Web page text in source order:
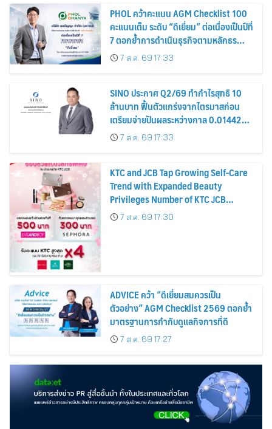
PHOL คว้าคะแนน AGM Checklist 100
คะแนนเต็ม ระดับ “ดีเยี่ยม” ต่อเนื่องเป็นปีที่
7 ตอกย้ำการดำเนินธุรกิจตามหลักธร
รมาภิบาล โปร่งใส สร้างความเชื่อมั่นผู้ถือ
หุ้น
7 ส.ค. 69 17:33
SINO ประกาศ Q2/69 ทำกำไรสุทธิ 10
ล้านบาท ฟื้นตัวแกร่งจากไตรมาสก่อน
เตรียมจ่ายปันผลระหว่างกาล 0.014423
บาทต่อหุ้น ครึ่งปีหลังมุ่งเติบโตต่อเนื่อง
7 ส.ค. 69 17:33
KTC and JCB Tap Growing Self-Care
Trend with Expanded Beauty
Privileges Number of KTC JCB
Cardmembers Spending on
Cosmetics Rises 26%
7 ส.ค. 69 17:30
ADVICE คว้า “ดีเยี่ยมสมควรเป็น
ตัวอย่าง” AGM Checklist 2569 ตอกย้ำ
มาตรฐานการกำกับดูแลกิจการที่ดี
7 ส.ค. 69 17:27